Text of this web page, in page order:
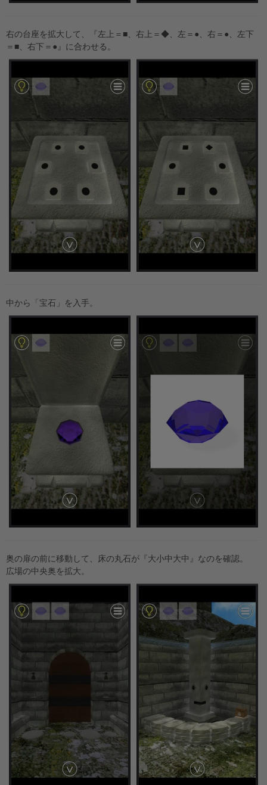
右の台座を拡大して、『左上＝■、右上＝◆、左＝●、右＝●、左下
＝■、右下＝●』に合わせる。
中から「宝石」を入手。
奥の扉の前に移動して、床の丸石が『大小中大中』なのを確認。
広場の中央奥を拡大。